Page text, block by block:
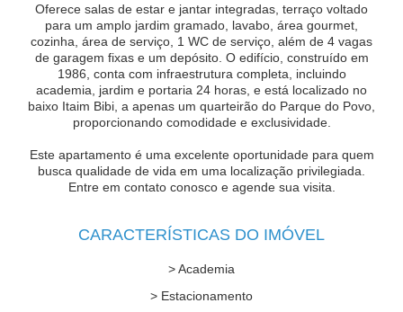
Oferece salas de estar e jantar integradas, terraço voltado
para um amplo jardim gramado, lavabo, área gourmet,
cozinha, área de serviço, 1 WC de serviço, além de 4 vagas
de garagem fixas e um depósito. O edifício, construído em
1986, conta com infraestrutura completa, incluindo
academia, jardim e portaria 24 horas, e está localizado no
baixo Itaim Bibi, a apenas um quarteirão do Parque do Povo,
proporcionando comodidade e exclusividade.
Este apartamento é uma excelente oportunidade para quem
busca qualidade de vida em uma localização privilegiada.
Entre em contato conosco e agende sua visita.
CARACTERÍSTICAS DO IMÓVEL
> Academia
> Estacionamento